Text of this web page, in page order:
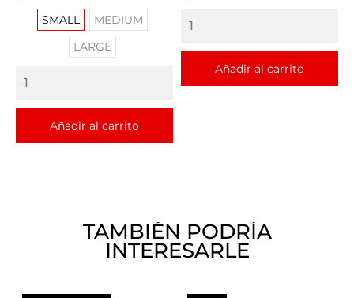
SMALL
MEDIUM
LARGE
Añadir al carrito
Añadir al carrito
TAMBIÉN PODRÍA
INTERESARLE